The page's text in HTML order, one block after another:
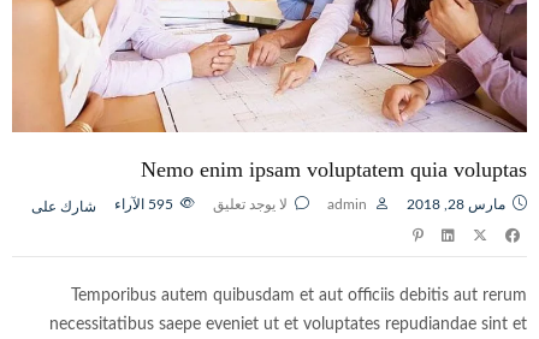
Nemo enim ipsam voluptatem quia voluptas
مارس 28, 2018 admin لا يوجد تعليق الآراء شارك على
Temporibus autem quibusdam et aut officiis debitis aut rerum
necessitatibus saepe eveniet ut et voluptates repudiandae sint et